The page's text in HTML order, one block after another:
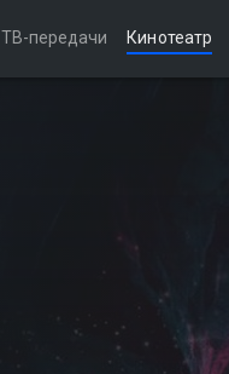
ТВ-передачи Кинотеатр